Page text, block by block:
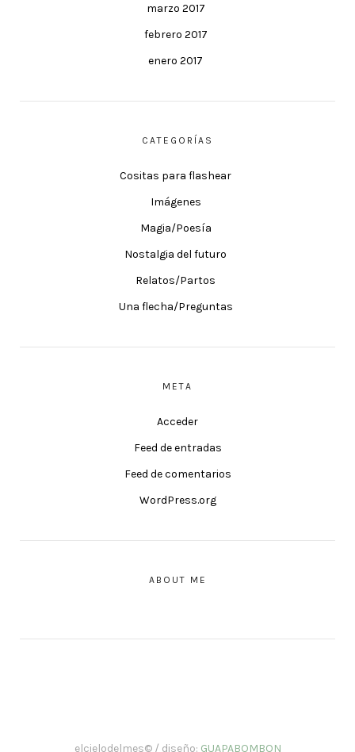
marzo 2017
febrero 2017
enero 2017
CATEGORÍAS
Cositas para flashear
Imágenes
Magia/Poesía
Nostalgia del futuro
Relatos/Partos
Una flecha/Preguntas
META
Acceder
Feed de entradas
Feed de comentarios
WordPress.org
ABOUT ME
elcielodelmes© / diseño: GUAPABOMBON